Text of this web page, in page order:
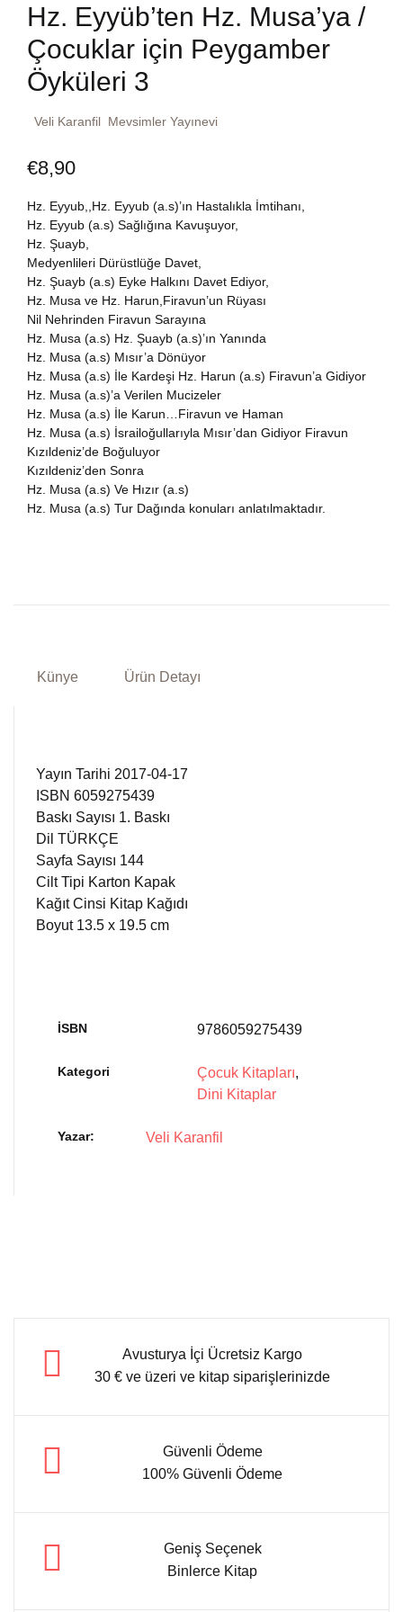
Dünya Klasikleri
Ingilizce
Kitap Siparişi
Sepetim
Bize Ulaşın
TR
DE
Hesap oluştur
Hz. Eyyüb’ten Hz. Musa’ya /
Çocuklar için Peygamber
Öyküleri 3
Veli Karanfil Mevsimler Yayınevi
€8,90
Hz. Eyyub,,Hz. Eyyub (a.s)’ın Hastalıkla İmtihanı,
Hz. Eyyub (a.s) Sağlığına Kavuşuyor,
Hz. Şuayb,
Medyenlileri Dürüstlüğe Davet,
Hz. Şuayb (a.s) Eyke Halkını Davet Ediyor,
Hz. Musa ve Hz. Harun,Firavun’un Rüyası
Nil Nehrinden Firavun Sarayına
Hz. Musa (a.s) Hz. Şuayb (a.s)’ın Yanında
Hz. Musa (a.s) Mısır’a Dönüyor
Hz. Musa (a.s) İle Kardeşi Hz. Harun (a.s) Firavun’a Gidiyor
Hz. Musa (a.s)’a Verilen Mucizeler
Hz. Musa (a.s) İle Karun…Firavun ve Haman
Hz. Musa (a.s) İsrailoğullarıyla Mısır’dan Gidiyor Firavun
Kızıldeniz’de Boğuluyor
Kızıldeniz’den Sonra
Hz. Musa (a.s) Ve Hızır (a.s)
Hz. Musa (a.s) Tur Dağında konuları anlatılmaktadır.
Künye Ürün Detayı
Yayın Tarihi 2017-04-17
ISBN 6059275439
Baskı Sayısı 1. Baskı
Dil TÜRKÇE
Sayfa Sayısı 144
Cilt Tipi Karton Kapak
Kağıt Cinsi Kitap Kağıdı
Boyut 13.5 x 19.5 cm
İSBN 9786059275439
Kategori Çocuk Kitapları,
Dini Kitaplar
Yazar Veli Karanfil
Avusturya İçi Ücretsiz Kargo
30 € ve üzeri ve kitap siparişlerinizde
Güvenli Ödeme
100% Güvenli Ödeme
Geniş Seçenek
Binlerce Kitap